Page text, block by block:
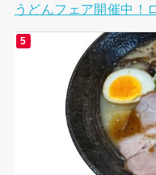
うどんフェア開催中！